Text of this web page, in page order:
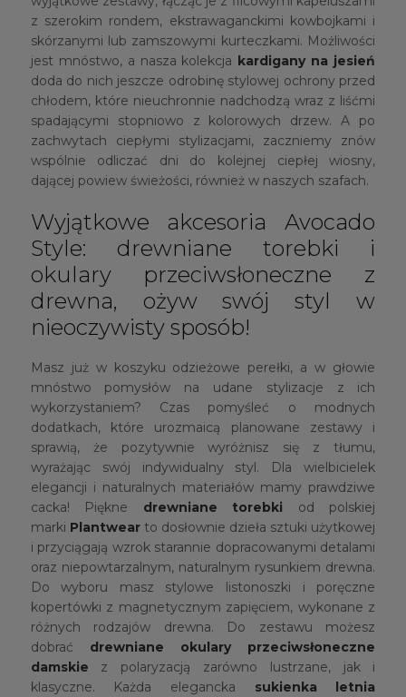
z szerokim rondem, ekstrawaganckimi kowbojkami i
skórzanymi lub zamszowymi kurteczkami. Możliwości
jest mnóstwo, a nasza kolekcja kardigany na jesień
doda do nich jeszcze odrobinę stylowej ochrony przed
chłodem, które nieuchronnie nadchodzą wraz z liśćmi
spadającymi stopniowo z kolorowych drzew. A po
zachwytach ciepłymi stylizacjami, zaczniemy znów
wspólnie odliczać dni do kolejnej ciepłej wiosny,
dającej powiew świeżości, również w naszych szafach.
Wyjątkowe akcesoria Avocado
Style: drewniane torebki i
okulary przeciwsłoneczne z
drewna, ożyw swój styl w
nieoczywisty sposób!
Masz już w koszyku odzieżowe perełki, a w głowie
mnóstwo pomysłów na udane stylizacje z ich
wykorzystaniem? Czas pomyśleć o modnych
dodatkach, które urozmaicą planowane zestawy i
sprawią, że pozytywnie wyróżnisz się z tłumu,
wyrażając swój indywidualny styl. Dla wielbicielek
elegancji i naturalnych materiałów mamy prawdziwe
cacka! Piękne drewniane torebki od polskiej
marki Plantwearto dosłownie dzieła sztuki użytkowej
i przyciągają wzrok starannie dopracowanymi detalami
oraz niepowtarzalnym, naturalnym rysunkiem drewna.
Do wyboru masz stylowe listonoszki i poręczne
kopertówki z magnetycznym zapięciem, wykonane z
różnych rodzajów drewna. Do zestawu możesz
dobrać drewniane okulary przeciwsłoneczne
damskie z polaryzacją zarówno lustrzane, jak i
klasyczne. Każda elegancka sukienka letnia